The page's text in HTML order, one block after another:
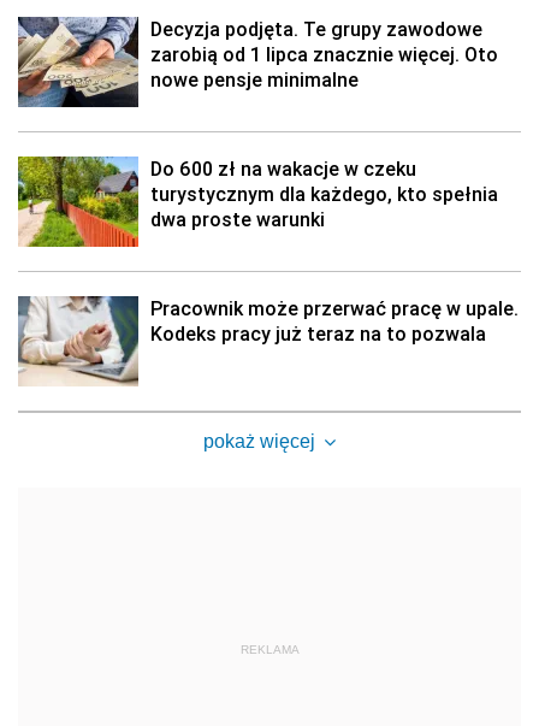
Decyzja podjęta. Te grupy zawodowe
zarobią od 1 lipca znacznie więcej. Oto
nowe pensje minimalne
Do 600 zł na wakacje w czeku
turystycznym dla każdego, kto spełnia
dwa proste warunki
Pracownik może przerwać pracę w upale.
Kodeks pracy już teraz na to pozwala
pokaż więcej
REKLAMA